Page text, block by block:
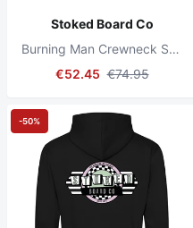
Stoked Board Co
Burning Man Crewneck Sweater Black
€52.45 €74.95
-50%